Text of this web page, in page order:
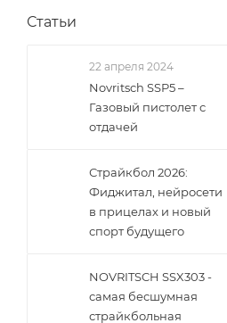
Статьи
22 апреля 2024
Novritsch SSP5 –
Газовый пистолет с
отдачей
Страйкбол 2026:
Фиджитал, нейросети
в прицелах и новый
спорт будущего
NOVRITSCH SSX303 -
самая бесшумная
страйкбольная